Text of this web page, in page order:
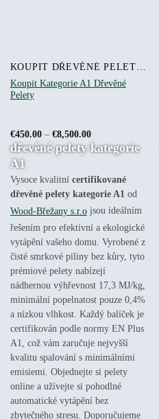
KOUPIT DŘEVĚNÉ PELETY ONLINE
Koupit Kategorie A1 Dřevěné
Pelety
€450.00 – €8,500.00Rozpětí
cen:
€450.00
dřevěné pelety kategorie
A1
Vysoce kvalitní certifikované
dřevěné pelety kategorie A1od
Wood-Břežany s.r.ojsou ideálním
řešením pro efektivní a ekologické
vytápění vašeho domu. Vyrobené z
čisté smrkové piliny bez kůry, tyto
prémiové pelety nabízejí
nádhernou výhřevnost 17,3 MJ/kg,
minimální popelnatost pouze 0,4%
a nízkou vlhkost. Každý balíček je
certifikován podle normy EN Plus
A1, což vám zaručuje nejvyšší
kvalitu spalování s minimálními
emisiemi. Objednejte si pelety
online a užívejte si pohodlné
automatické vytápění bez
zbytečného stresu. Doporučujeme